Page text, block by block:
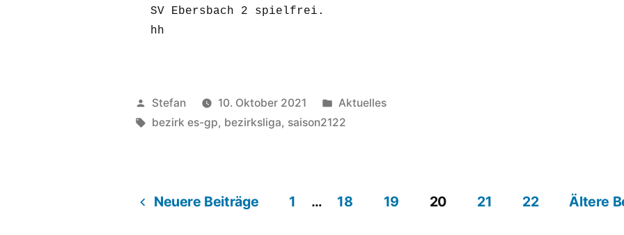
SV Ebersbach 2 spielfrei.
hh
Veröffentlicht
von
Stefan 10. Oktober 2021
Veröffentlicht
unter
Aktuelles
Schlagwörter:
bezirk es-gp, bezirksliga, saison2122
Neuere Beiträge 1 … 18 19 20 21 22 Ältere